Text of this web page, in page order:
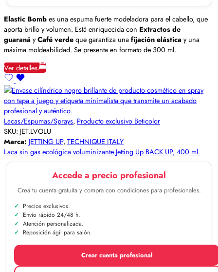
Elastic Bombes una espuma fuerte modeladora para el cabello, que
aporta brillo y volumen. Está enriquecida con Extractos de
guaranáyCafé verdeque garantiza unafijación elástica y una
máxima moldeabilidad. Se presenta en formato de 300 ml.
Ver detalles
Lacas/Espumas/Sprays, Producto exclusivo Beticolor
SKU: JET.LVOLU
Marca: JETTING UP, TECHNIQUE ITALY
Laca sin gas ecológica voluminizante Jetting Up BACK UP, 400 ml.
Accede a precio profesional
Crea tu cuenta gratuita y compra con condiciones para profesionales.
Precios exclusivos.
Envío rápido 24/48 h.
Atención personalizada.
Reposición ágil para salón.
Crear cuenta profesional